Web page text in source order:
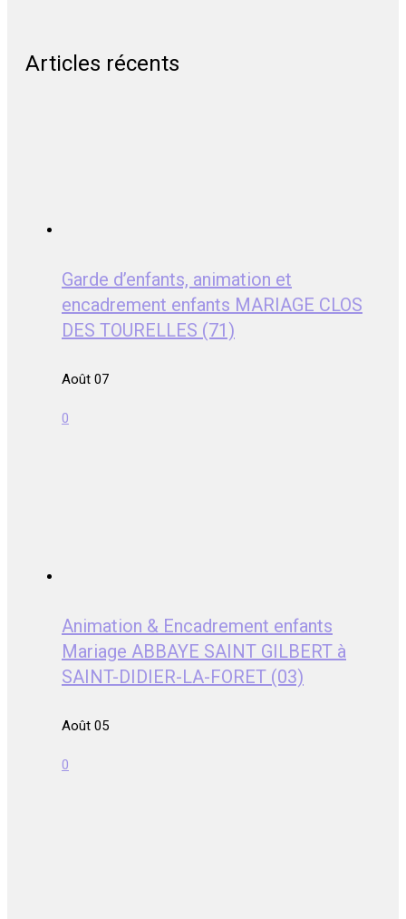
Articles récents
Garde d’enfants, animation et
encadrement enfants MARIAGE CLOS
DES TOURELLES (71)
Août 07
0
Animation & Encadrement enfants
Mariage ABBAYE SAINT GILBERT à
SAINT-DIDIER-LA-FORET (03)
Août 05
0